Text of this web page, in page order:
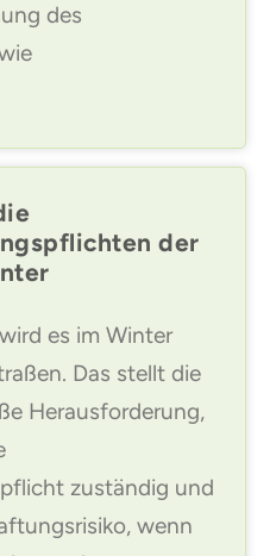
des
der
es im Winter
Das stellt die
Herausforderung,
zuständig und
wenn